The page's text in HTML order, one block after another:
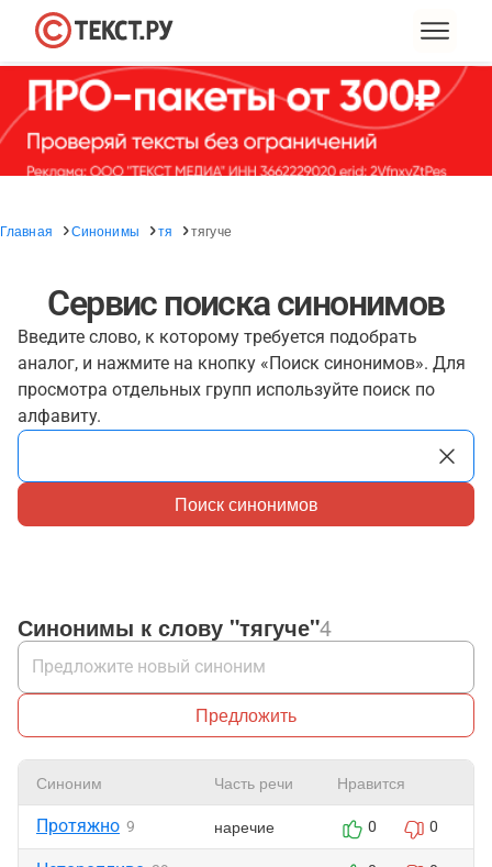
Главная Синонимы тя тягуче
Сервис поиска синонимов
Введите слово, к которому требуется подобрать
аналог, и нажмите на кнопку «Поиск синонимов». Для
просмотра отдельных групп используйте поиск по
алфавиту.
Поиск синонимов
Синонимы к слову "тягуче"4
Предложить
Синоним Часть речи Нравится
Протяжно 9 наречие 0 0